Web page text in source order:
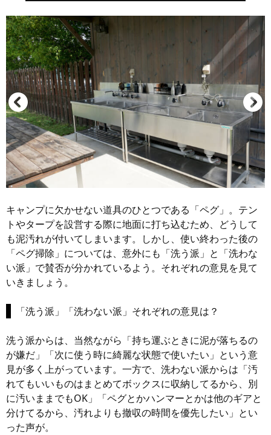
キャンプに欠かせない道具のひとつである「ペグ」。テン
トやタープを設営する際に地面に打ち込むため、どうして
も泥汚れが付いてしまいます。しかし、使い終わった後の
「ペグ掃除」については、意外にも「洗う派」と「洗わな
い派」で賛否が分かれているよう。それぞれの意見を見て
いきましょう。
「洗う派」「洗わない派」それぞれの意見は？
洗う派からは、当然ながら「持ち運ぶときに泥が落ちるの
が嫌だ」「次に使う時に綺麗な状態で使いたい」という意
見が多く上がっています。一方で、洗わない派からは「汚
れてもいいものはまとめてボックスに収納してるから、別
に汚いままでもOK」「ペグとかハンマーとかは他のギアと
分けてるから、汚れよりも撤収の時間を優先したい」とい
った声が。